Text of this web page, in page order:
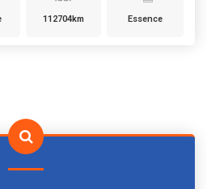
112704km Essence